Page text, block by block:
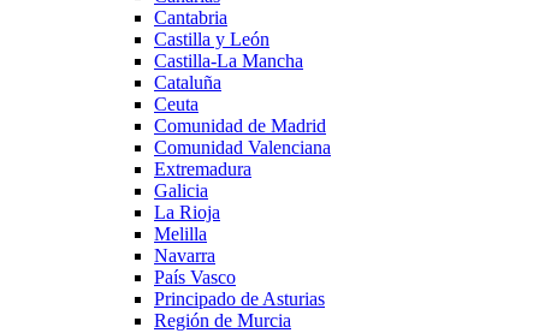
Cantabria
Castilla y León
Castilla-La Mancha
Cataluña
Ceuta
Comunidad de Madrid
Comunidad Valenciana
Extremadura
Galicia
La Rioja
Melilla
Navarra
País Vasco
Principado de Asturias
Región de Murcia